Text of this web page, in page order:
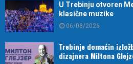
U Trebinju otvoren
klasične muzike
06/08/2026
Trebinje domaćin
dizajnera Miltona